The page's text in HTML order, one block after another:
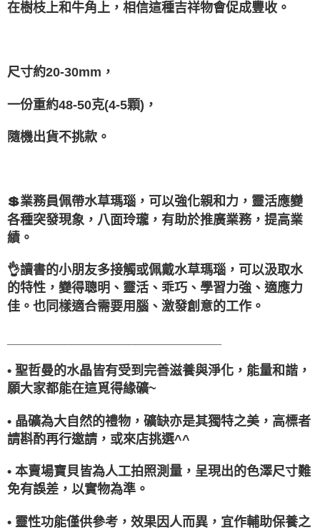
在樹枝上和牛角上，相信這種吉祥物會促成豐收。
尺寸約20-30mm，
一份重約48-50克(4-5顆)，
隨機出貨不挑款。
💲業務員佩帶水草瑪瑙，可以強化親和力，靈活應變
各種突發現象，八面玲瓏，有助於推廣業務，提高業
績。
👌讀書的小朋友多接觸或佩戴水草瑪瑙，可以汲取水
的特性，變得聰明、靈活、乖巧、學習力強、適應力
佳。也同樣適合需要用腦、激發創意的工作。
• 聖哲曼的水晶皆有受到完善滋養與淨化，能量和諧，
願大家都能在這覓得緣礦~
• 晶礦為大自然的禮物，礦缺亦是其獨特之美，高標者
請斟酌再行邀請，或來店挑選^^
• 本賣場寶貝皆為人工拍照測量，呈現出的色澤尺寸難
免有誤差，以實物為準。
• 靈性功能僅供參考，效果因人而異，宜作輔助保養之